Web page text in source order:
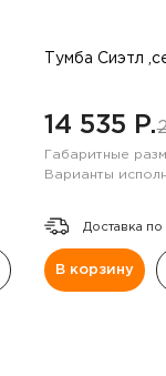
Тумба Сиэтл
14 535 P.
Габаритные
Варианты
Доставка
В корзину